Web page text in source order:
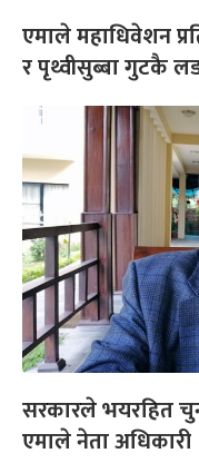
एमाले महाधिवेशन
र पृथ्वीसुब्बा गुटकै
सरकारले भयरहित
एमाले नेता अधिकारी